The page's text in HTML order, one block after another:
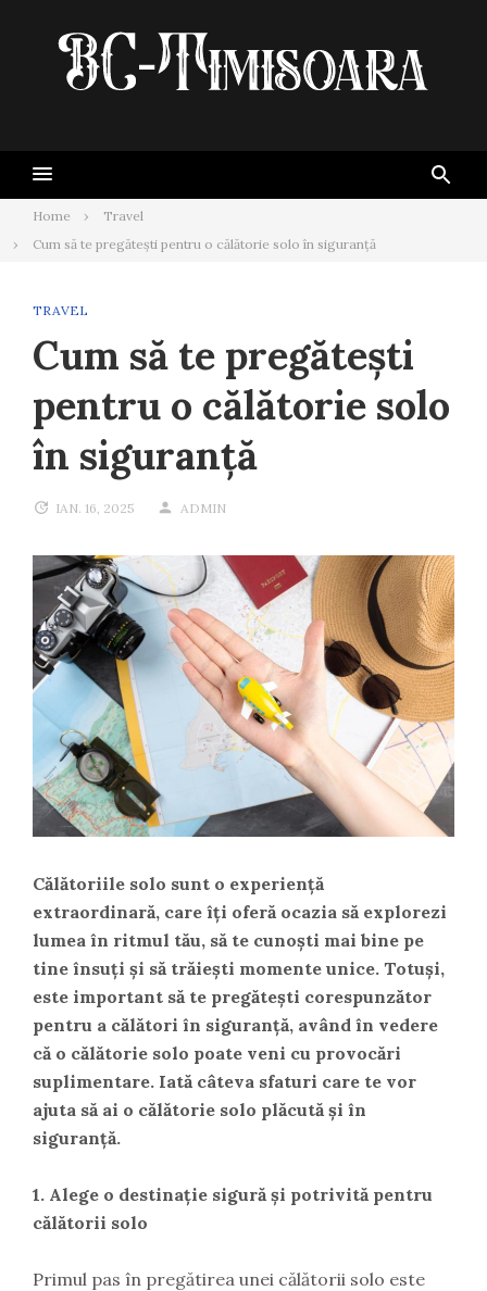
Home
Travel
Cum să te pregătești pentru o călătorie solo în siguranță
TRAVEL
Cum să te pregătești
pentru o călătorie solo
în siguranță
IAN. 16, 2025 ADMIN
Călătoriile solo sunt o experiență
extraordinară, care îți oferă ocazia să explorezi
lumea în ritmul tău, să te cunoști mai bine pe
tine însuți și să trăiești momente unice. Totuși,
este important să te pregătești corespunzător
pentru a călători în siguranță, având în vedere
că o călătorie solo poate veni cu provocări
suplimentare. Iată câteva sfaturi care te vor
ajuta să ai o călătorie solo plăcută și în
siguranță.
1. Alege o destinație sigură și potrivită pentru
călătorii solo
Primul pas în pregătirea unei călătorii solo este